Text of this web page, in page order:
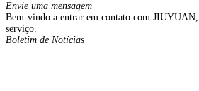
Envie uma mensagem
Bem-vindo a entrar em contato com JIUYUAN,
serviço.
Boletim de Notícias